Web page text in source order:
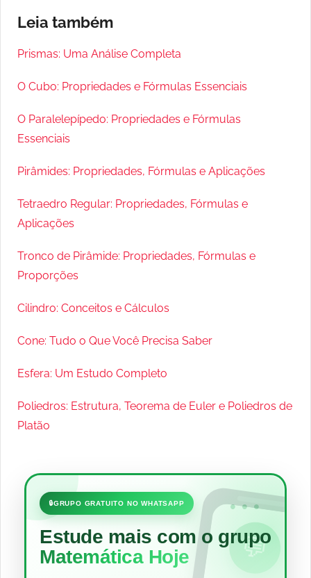
Leia também
Prismas: Uma Análise Completa
O Cubo: Propriedades e Fórmulas Essenciais
O Paralelepípedo: Propriedades e Fórmulas
Essenciais
Pirâmides: Propriedades, Fórmulas e Aplicações
Tetraedro Regular: Propriedades, Fórmulas e
Aplicações
Tronco de Pirâmide: Propriedades, Fórmulas e
Proporções
Cilindro: Conceitos e Cálculos
Cone: Tudo o Que Você Precisa Saber
Esfera: Um Estudo Completo
Poliedros: Estrutura, Teorema de Euler e Poliedros de
Platão
•••
🔒GRUPO GRATUITO NO WHATSAPP
Estude mais com o grupo
Matemática Hoje
💬